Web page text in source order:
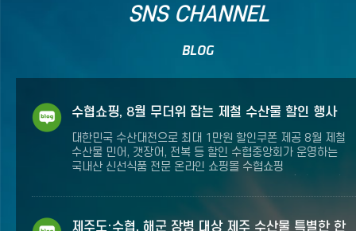
fnctId=snsApi,fnctNo=0SNS CHANNEL
BLOG
수협쇼핑, 8월 무더위 잡는 제철 수산물 할인 행사
진행
대한민국 수산대전으로 최대 1만원 할인쿠폰 제공 8월 제철
수산물 민어, 갯장어, 전복 등 할인 수협중앙회가 운영하는
국내산 신선식품 전문 온라인 쇼핑몰 수협쇼핑
행사들을 통해 소비자들에게 풍성한 할인 혜택을 제공합니다.
제철 수산물」 기획전을 진행 중입니다. 우선 3일부터 오는
제주도·수협, 해군 장병 대상 제주 수산물 특별한 한